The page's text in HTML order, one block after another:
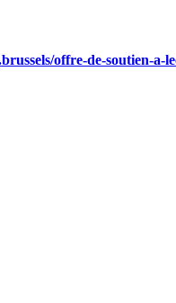
offre-de-soutien-a-